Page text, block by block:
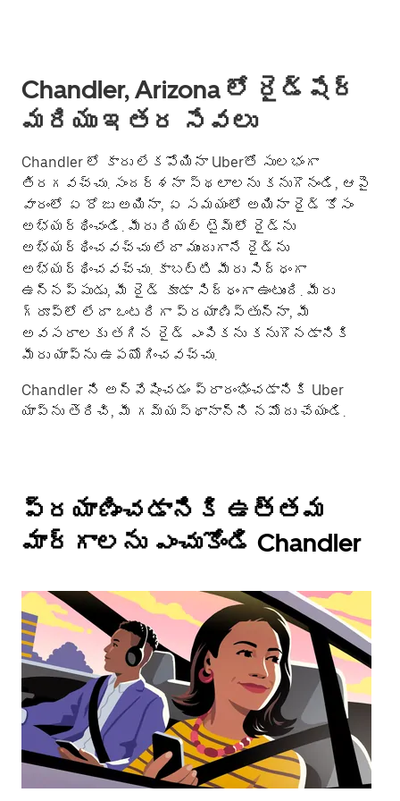
Chandler, Arizona లో రైడ్‌షేర్
మరియు ఇతర సేవలు
Chandler లో కారు లేకపోయినా Uberతో సులభంగా
తిరగవచ్చు. సందర్శనా స్థలాలను కనుగొనండి, ఆపై
వారంలో ఏ రోజు అయినా, ఏ సమయంలో అయినా రైడ్ కోసం
అభ్యర్థించండి. మీరు రియల్ టైమ్‌లో రైడ్‌ను
అభ్యర్థించవచ్చు లేదా ముందుగానే రైడ్‌ను
అభ్యర్థించవచ్చు. కాబట్టి మీరు సిద్ధంగా
ఉన్నప్పుడు, మీ రైడ్ కూడా సిద్ధంగా ఉంటుంది. మీరు
గ్రూప్؜లో లేదా ఒంటరిగా ప్రయాణిస్తున్నా, మీ
అవసరాలకు తగిన రైడ్ ఎంపికను కనుగొనడానికి
మీరు యాప్‌ను ఉపయోగించవచ్చు.
Chandler ని అన్వేషించడం ప్రారంభించడానికి Uber
యాప్‌ను తెరిచి, మీ గమ్యస్థానాన్ని నమోదు చేయండి.
ప్రయాణించడానికి ఉత్తమ
మార్గాలను ఎంచుకోండి Chandler